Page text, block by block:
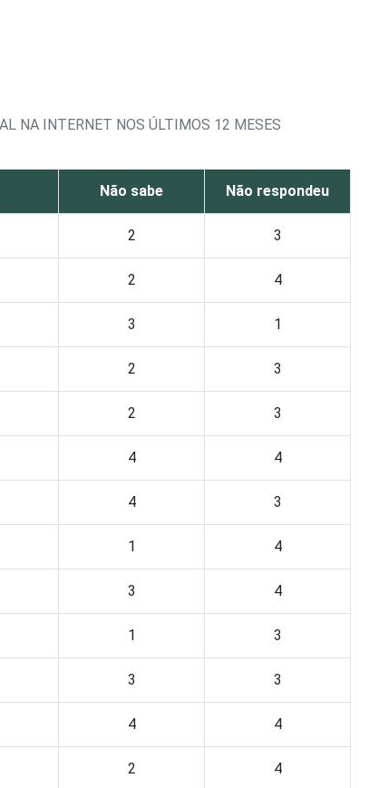
NA INTERNET NOS ÚLTIMOS 12 MESES
Não sabe Não respondeu
2 3
2 4
3 1
2 3
2 3
4 4
4 3
1 4
3 4
1 3
3 3
4 4
2 4